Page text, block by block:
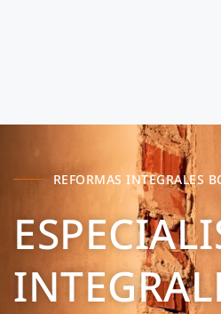
REFORMAS INTEGRALES